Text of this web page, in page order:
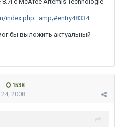
index.php...amp;#entry48334
бы выложить актуальный
1538
2008